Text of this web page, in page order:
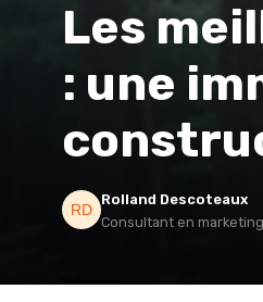
Les
: une
Rolland Descoteaux
Consultant en